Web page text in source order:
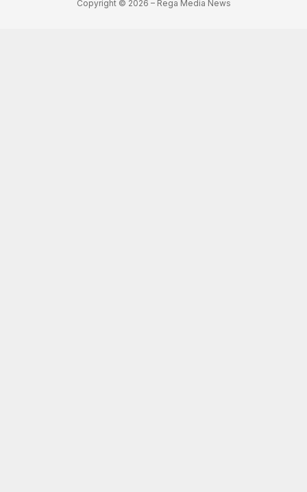
Copyright © 2026 – Rega Media News